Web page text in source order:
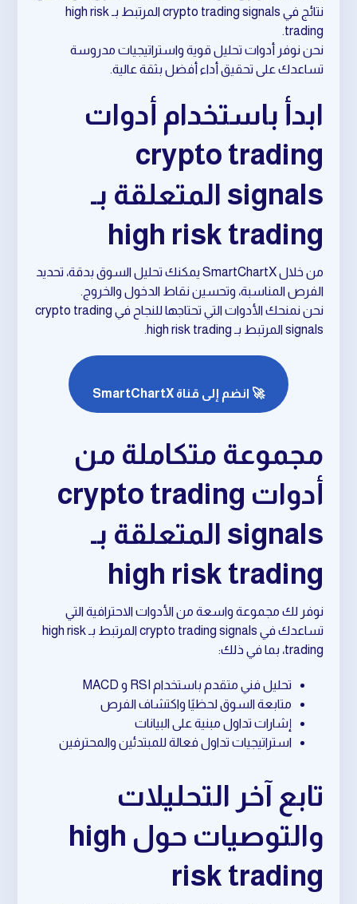
نتائج في crypto trading signals المرتبط بـ high risk
trading.
نحن نوفر أدوات تحليل قوية واستراتيجيات مدروسة
تساعدك على تحقيق أداء أفضل بثقة عالية.
ابدأ باستخدام أدوات
crypto trading
signals المتعلقة بـ
high risk trading
من خلال SmartChartX يمكنك تحليل السوق بدقة، تحديد
الفرص المناسبة، وتحسين نقاط الدخول والخروج.
نحن نمنحك الأدوات التي تحتاجها للنجاح في crypto trading
signals المرتبط بـ high risk trading.
🚀 انضم إلى قناة SmartChartX
مجموعة متكاملة من
أدوات crypto trading
signals المتعلقة بـ
high risk trading
نوفر لك مجموعة واسعة من الأدوات الاحترافية التي
تساعدك في crypto trading signals المرتبط بـ high risk
trading، بما في ذلك:
تحليل فني متقدم باستخدام RSI و MACD
متابعة السوق لحظيًا واكتشاف الفرص
إشارات تداول مبنية على البيانات
استراتيجيات تداول فعالة للمبتدئين والمحترفين
تابع آخر التحليلات
والتوصيات حول high
risk trading